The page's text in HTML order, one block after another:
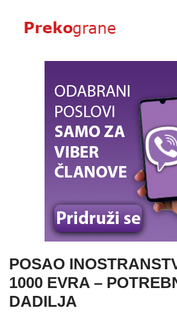
Skoči
POSAO
1000 EVRA –
DADILJA